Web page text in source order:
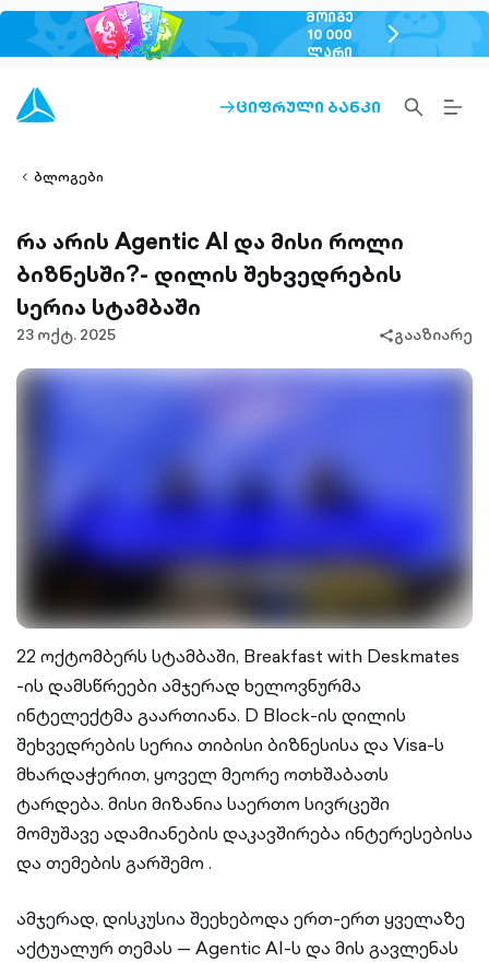
ᲛᲝᲘᲒᲔ
10 000
ᲚᲐᲠᲘ
chevron-
right-
ARROW-
ᲪᲘᲤᲠᲣᲚᲘ ᲑᲐᲜᲙᲘ
SEARCH-
OUTLINED
ბლოგები
რა არის Agentic AI და მისი როლი
ბიზნესში?- დილის შეხვედრების
სერია სტამბაში
23 ოქტ. 2025
share-
გააზიარე
22 ოქტომბერს სტამბაში, Breakfast with Deskmates
-ის დამსწრეები ამჯერად ხელოვნურმა
ინტელექტმა გაართიანა. D Block-ის დილის
შეხვედრების სერია თიბისი ბიზნესისა და Visa-ს
მხარდაჭერით, ყოველ მეორე ოთხშაბათს
ტარდება. მისი მიზანია საერთო სივრცეში
მომუშავე ადამიანების დაკავშირება ინტერესებისა
და თემების გარშემო .
ამჯერად, დისკუსია შეეხებოდა ერთ-ერთ ყველაზე
აქტუალურ თემას — Agentic AI-ს და მის გავლენას